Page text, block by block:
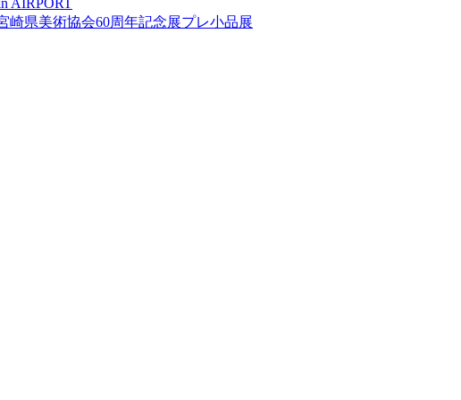
崎県美術協会60周年記念展プレ小品展